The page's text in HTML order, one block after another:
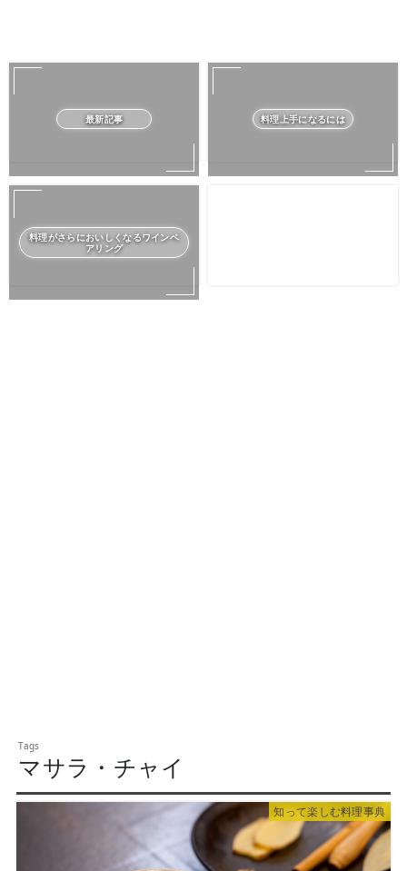
最新記事 料理上手になるには
料理がさらにおいしくなるワインペ
アリング
マサラ・チャイ
知って楽しむ料理事典